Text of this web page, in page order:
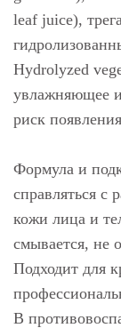
leaf juice),
Hydrolyzed
увлажняющее
риск
Формула и
справляться с
кожи лица и
смывается, не
Подходит для
В